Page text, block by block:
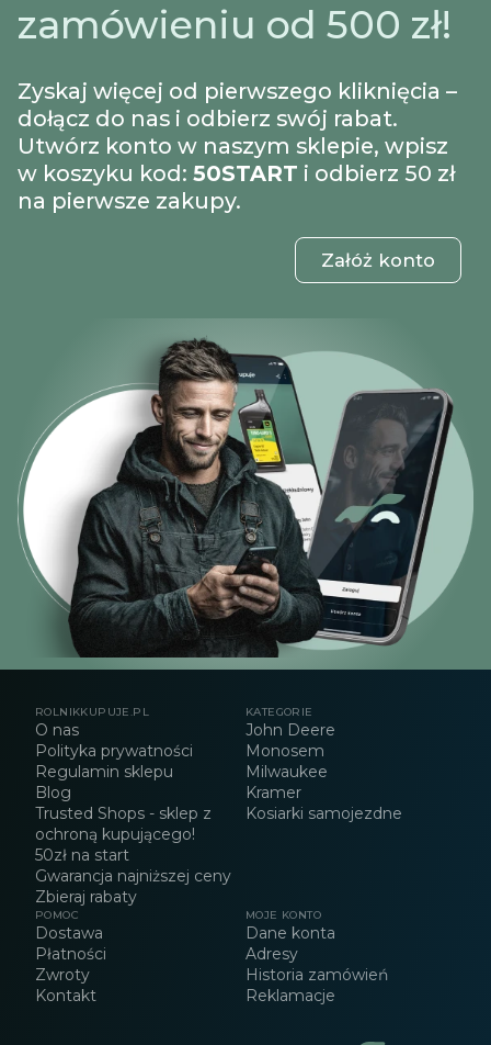
zamówieniu od 500 zł!
Zyskaj więcej od pierwszego kliknięcia –
dołącz do nas i odbierz swój rabat.
Utwórz konto w naszym sklepie, wpisz
w koszyku kod: 50START i odbierz 50 zł
na pierwsze zakupy.
Załóż konto
ROLNIKKUPUJE.PL
O nas
Polityka prywatności
Regulamin sklepu
Blog
Trusted Shops - sklep z
ochroną kupującego!
50zł na start
Gwarancja najniższej ceny
Zbieraj rabaty
KATEGORIE
John Deere
Monosem
Milwaukee
Kramer
Kosiarki samojezdne
POMOC
Dostawa
Płatności
Zwroty
Kontakt
MOJE KONTO
Dane konta
Adresy
Historia zamówień
Reklamacje